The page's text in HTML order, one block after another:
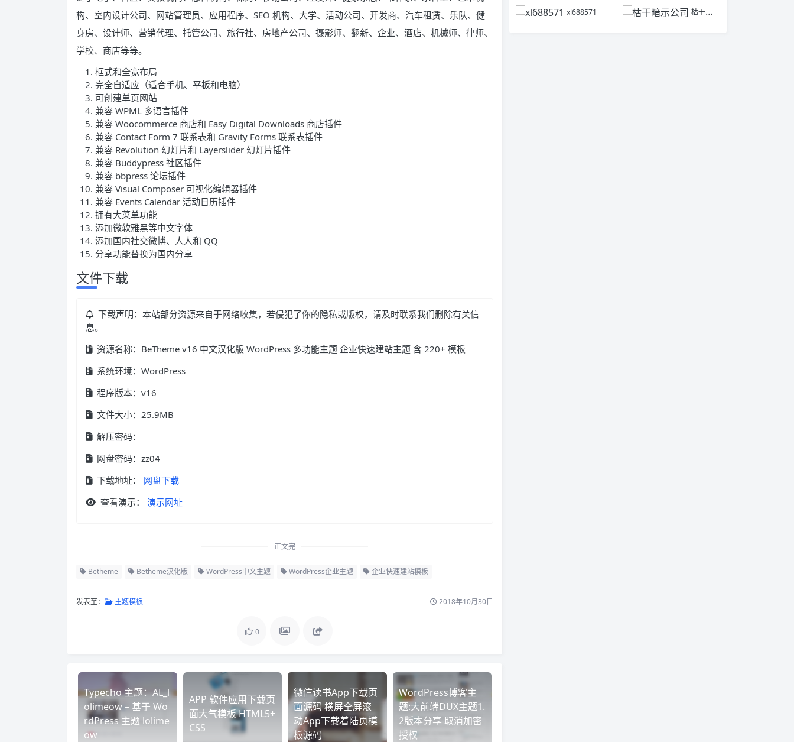
构、室内设计公司、网站管理员、应用程序、SEO 机构、大学、活动公司、开发商、汽车租赁、乐队、健
身房、设计师、营销代理、托管公司、旅行社、房地产公司、摄影师、翻新、企业、酒店、机械师、律师、
学校、商店等等。
框式和全宽布局
完全自适应（适合手机、平板和电脑）
可创建单页网站
兼容 WPML 多语言插件
兼容 Woocommerce 商店和 Easy Digital Downloads 商店插件
兼容 Contact Form 7 联系表和 Gravity Forms 联系表插件
兼容 Revolution 幻灯片和 Layerslider 幻灯片插件
兼容 Buddypress 社区插件
兼容 bbpress 论坛插件
兼容 Visual Composer 可视化编辑器插件
兼容 Events Calendar 活动日历插件
拥有大菜单功能
添加微软雅黑等中文字体
添加国内社交微博、人人和 QQ
分享功能替换为国内分享
文件下载
下载声明：本站部分资源来自于网络收集，若侵犯了你的隐私或版权，请及时联系我们删除有关信
息。
资源名称：BeTheme v16 中文汉化版 WordPress 多功能主题 企业快速建站主题 含 220+ 模板
系统环境：WordPress
程序版本：v16
文件大小：25.9MB
解压密码：
网盘密码：zz04
下载地址：
网盘下载
查看演示：
演示网址
正文完
Betheme Betheme汉化版 WordPress中文主题 WordPress企业主题 企业快速建站模板
发表至： 主题模板 2018年10月30日
0
Typecho 主题：AL_l
olimeow – 基于 Wo
rdPress 主题 lolime
ow
APP 软件应用下载页
面大气模板 HTML5+
CSS
微信读书App下载页
面源码 横屏全屏滚
动App下载着陆页模
板源码
WordPress博客主
题:大前端DUX主题1.
2版本分享 取消加密
授权
xl688571 枯干暗示公司